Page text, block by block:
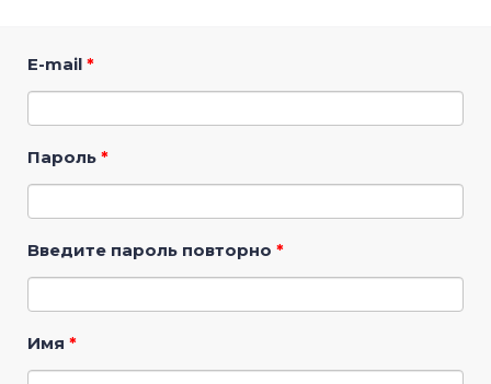
E-mail *
Пароль *
Введите пароль повторно *
Имя *